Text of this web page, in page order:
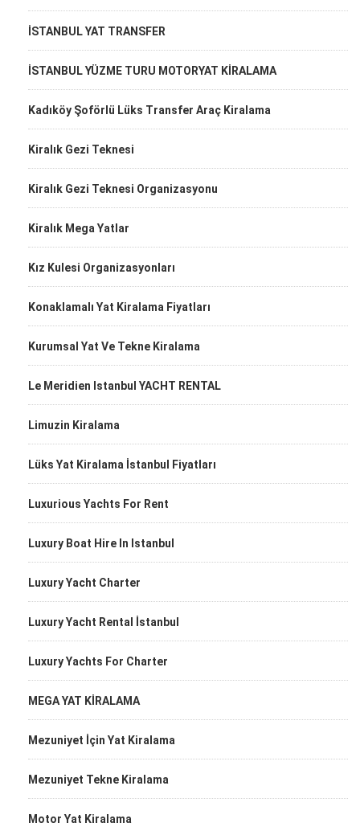
İSTANBUL YAT TRANSFER
İSTANBUL YÜZME TURU MOTORYAT KİRALAMA
Kadıköy Şoförlü Lüks Transfer Araç Kiralama
Kiralık Gezi Teknesi
Kiralık Gezi Teknesi Organizasyonu
Kiralık Mega Yatlar
Kız Kulesi Organizasyonları
Konaklamalı Yat Kiralama Fiyatları
Kurumsal Yat Ve Tekne Kiralama
Le Meridien Istanbul YACHT RENTAL
Limuzin Kiralama
Lüks Yat Kiralama İstanbul Fiyatları
Luxurious Yachts For Rent
Luxury Boat Hire In Istanbul
Luxury Yacht Charter
Luxury Yacht Rental İstanbul
Luxury Yachts For Charter
MEGA YAT KİRALAMA
Mezuniyet İçin Yat Kiralama
Mezuniyet Tekne Kiralama
Motor Yat Kiralama